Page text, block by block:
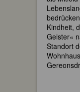
Kindheit,
Geister«
Standort